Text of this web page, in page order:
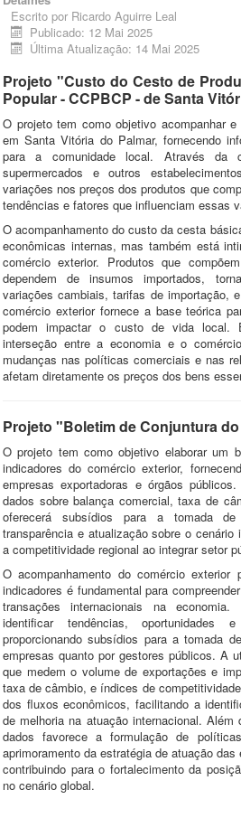
Escrito por Ricardo Aguirre Leal
Publicado: 12 Mai 2025
Última Atualização: 14 Mai 2025
Projeto "Custo do Cesto de
Popular - CCPBCP - de Santa
O projeto tem como objetivo acompanhar
em Santa Vitória do Palmar, fornecendo
para a comunidade local. Através da
supermercados e outros
variações nos preços dos produtos que
tendências e fatores que influenciam essas
O acompanhamento do custo da cesta
econômicas internas, mas também está
comércio exterior. Produtos que
dependem de insumos importados,
variações cambiais, tarifas de importação,
comércio exterior fornece a base teórica
podem impactar o custo de vida local.
interseção entre a economia e o
mudanças nas políticas comerciais e nas
afetam diretamente os preços dos bens
Projeto "Boletim de Conjuntura
O projeto tem como objetivo elaborar um
indicadores do comércio exterior,
empresas exportadoras e órgãos
dados sobre balança comercial, taxa de
oferecerá subsídios para a tomada
transparência e atualização sobre o
a competitividade regional ao integrar setor
O acompanhamento do comércio
indicadores é fundamental para
transações internacionais na economia.
identificar tendências,
proporcionando subsídios para a tomada
empresas quanto por gestores públicos. A
que medem o volume de exportações e
taxa de câmbio, e índices de
dos fluxos econômicos, facilitando a
de melhoria na atuação internacional.
dados favorece a formulação de
aprimoramento da estratégia de atuação
contribuindo para o fortalecimento da
no cenário global.